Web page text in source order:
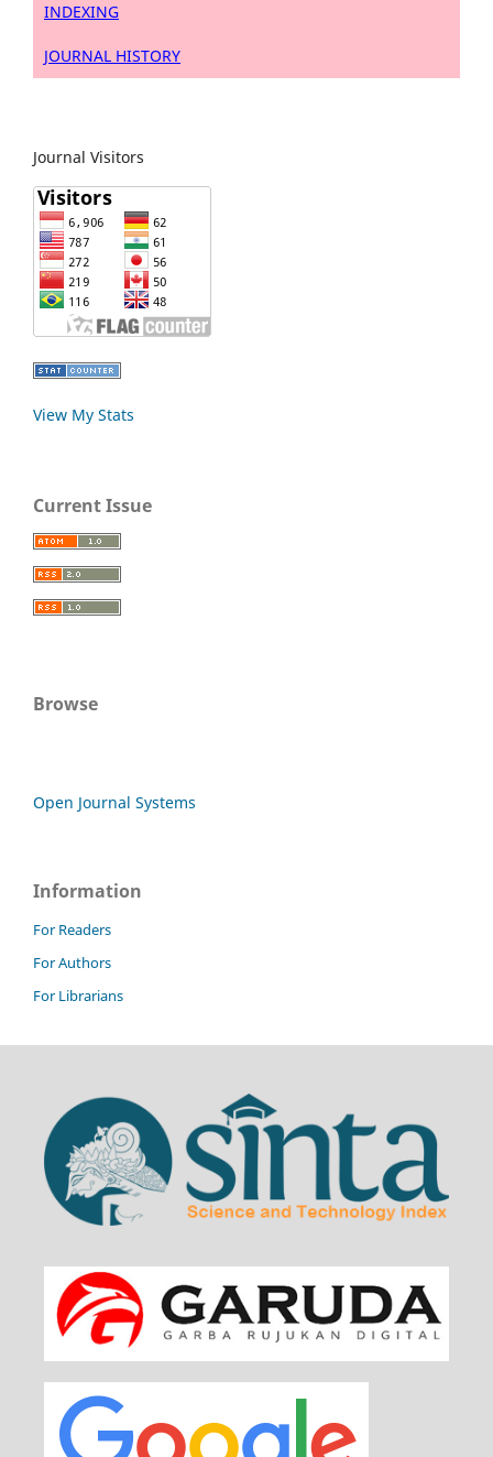
INDEXING
JOURNAL HISTORY
Journal Visitors
View My Stats
Current Issue
Browse
Open Journal Systems
Information
For Readers
For Authors
For Librarians